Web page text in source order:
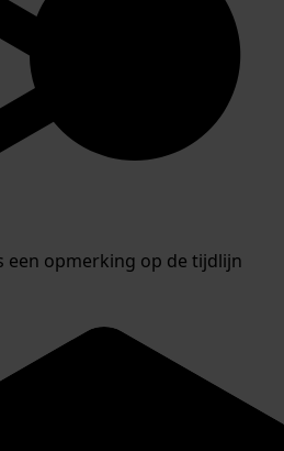
een opmerking op de tijdlijn